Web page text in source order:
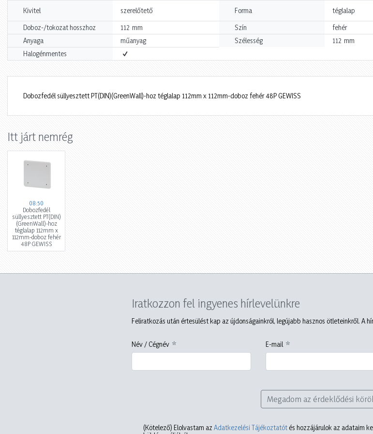
Kivitel szerelőtető Forma téglalap
Doboz-/tokozat hosszhoz 112 mm Szín fehér
Anyaga
műanyag Szélesség 112 mm
Halogénmentes
Dobozfedél süllyesztett PT(DIN)(GreenWall)-hoz téglalap 112mm x 112mm-doboz fehér 48P GEWISS
Itt járt nemrég
08:50
Dobozfedél
süllyesztett PT(DIN)
(GreenWall)-hoz
téglalap 112mm x
112mm-doboz fehér
48P GEWISS
Iratkozzon fel ingyenes hírlevelünkre
Feliratkozás után értesülést kap az újdonságainkról, legújabb hasznos ötleteinkről. A
Név / Cégnév E-mail
Megadom az érdeklődési
(Kötelező) Elolvastam az Adatkezelési Tájékoztatót és hozzájárulok az adataim